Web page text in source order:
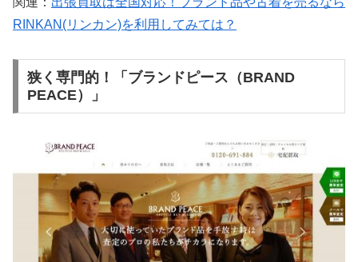
RINKAN(リンカン)を利用してみては？
狭く専門的！「ブランドピース（BRAND
PEACE）」